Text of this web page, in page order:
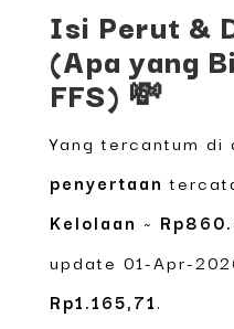
Isi Perut &
(Apa yang
FFS) 💸
Yang tercantum di
penyertaan
Kelolaan ~
update 01-Apr-
Rp1.165,71.